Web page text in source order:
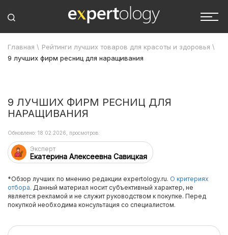
Главная \ Рейтинги лучших товаров для красоты и здоровья \
9 лучших фирм ресниц для наращивания
9 ЛУЧШИХ ФИРМ РЕСНИЦ ДЛЯ
НАРАЩИВАНИЯ
Эксперт
Екатерина Алексеевна Савицкая
Обновлено: 18.02.2026, просмотров:
*Обзор лучших по мнению редакции expertology.ru. О критериях
отбора. Данный материал носит субъективный характер, не
является рекламой и не служит руководством к покупке. Перед
покупкой необходима консультация со специалистом.